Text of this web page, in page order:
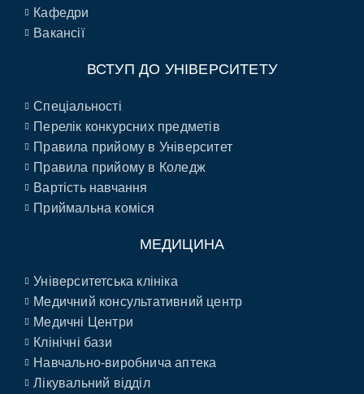
Кафедри
Вакансії
ВСТУП ДО УНІВЕРСИТЕТУ
Спеціальності
Перелік конкурсних предметів
Правила прийому в Університет
Правила прийому в Коледж
Вартість навчання
Приймальна коміся
МЕДИЦИНА
Університетська клініка
Медичний консультативний центр
Медичні Центри
Клінічні бази
Навчально-виробнича аптека
Лікувальний відділ